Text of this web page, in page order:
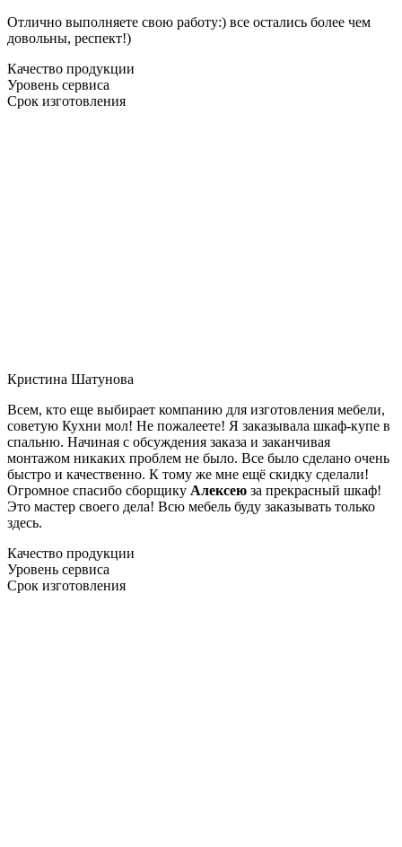
Отлично выполняете свою работу:) все остались более чем
довольны, респект!)
Качество продукции
Уровень сервиса
Срок изготовления
Кристина Шатунова
Всем, кто еще выбирает компанию для изготовления мебели,
советую Кухни мол! Не пожалеете! Я заказывала шкаф-купе в
спальню. Начиная с обсуждения заказа и заканчивая
монтажом никаких проблем не было. Все было сделано очень
быстро и качественно. К тому же мне ещё скидку сделали!
Огромное спасибо сборщику Алексею за прекрасный шкаф!
Это мастер своего дела! Всю мебель буду заказывать только
здесь.
Качество продукции
Уровень сервиса
Срок изготовления